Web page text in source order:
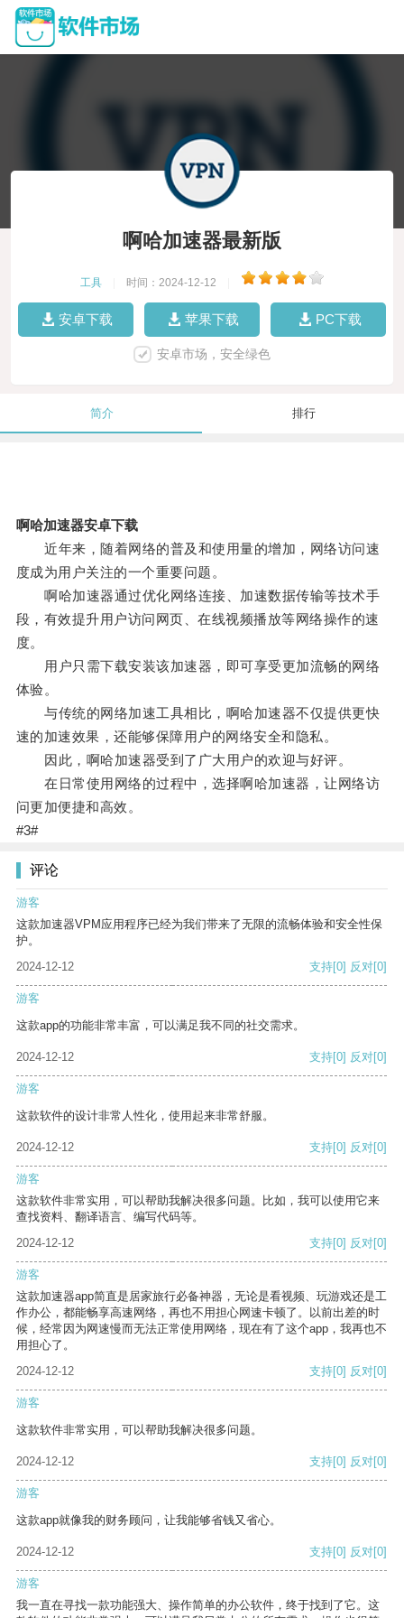
啊哈加速器最新版
工具 时间：2024-12-12
安卓下载 苹果下载 PC下载
安卓市场，安全绿色
简介 排行
啊哈加速器安卓下载
近年来，随着网络的普及和使用量的增加，网络访问速
度成为用户关注的一个重要问题。
啊哈加速器通过优化网络连接、加速数据传输等技术手
段，有效提升用户访问网页、在线视频播放等网络操作的速
度。
用户只需下载安装该加速器，即可享受更加流畅的网络
体验。
与传统的网络加速工具相比，啊哈加速器不仅提供更快
速的加速效果，还能够保障用户的网络安全和隐私。
因此，啊哈加速器受到了广大用户的欢迎与好评。
在日常使用网络的过程中，选择啊哈加速器，让网络访
问更加便捷和高效。
#3#
评论
游客
这款加速器VPM应用程序已经为我们带来了无限的流畅体验和安全性保
护。
2024-12-12
支持[0] 反对[0]
游客
这款app的功能非常丰富，可以满足我不同的社交需求。
2024-12-12 支持[0] 反对[0]
游客
这款软件的设计非常人性化，使用起来非常舒服。
2024-12-12 支持[0] 反对[0]
游客
这款软件非常实用，可以帮助我解决很多问题。比如，我可以使用它来
查找资料、翻译语言、编写代码等。
2024-12-12
支持[0] 反对[0]
游客
这款加速器app简直是居家旅行必备神器，无论是看视频、玩游戏还是工
作办公，都能畅享高速网络，再也不用担心网速卡顿了。以前出差的时
候，经常因为网速慢而无法正常使用网络，现在有了这个app，我再也不
用担心了。
2024-12-12
支持[0] 反对[0]
游客
这款软件非常实用，可以帮助我解决很多问题。
2024-12-12 支持[0] 反对[0]
游客
这款app就像我的财务顾问，让我能够省钱又省心。
2024-12-12 支持[0] 反对[0]
游客
我一直在寻找一款功能强大、操作简单的办公软件，终于找到了它。这